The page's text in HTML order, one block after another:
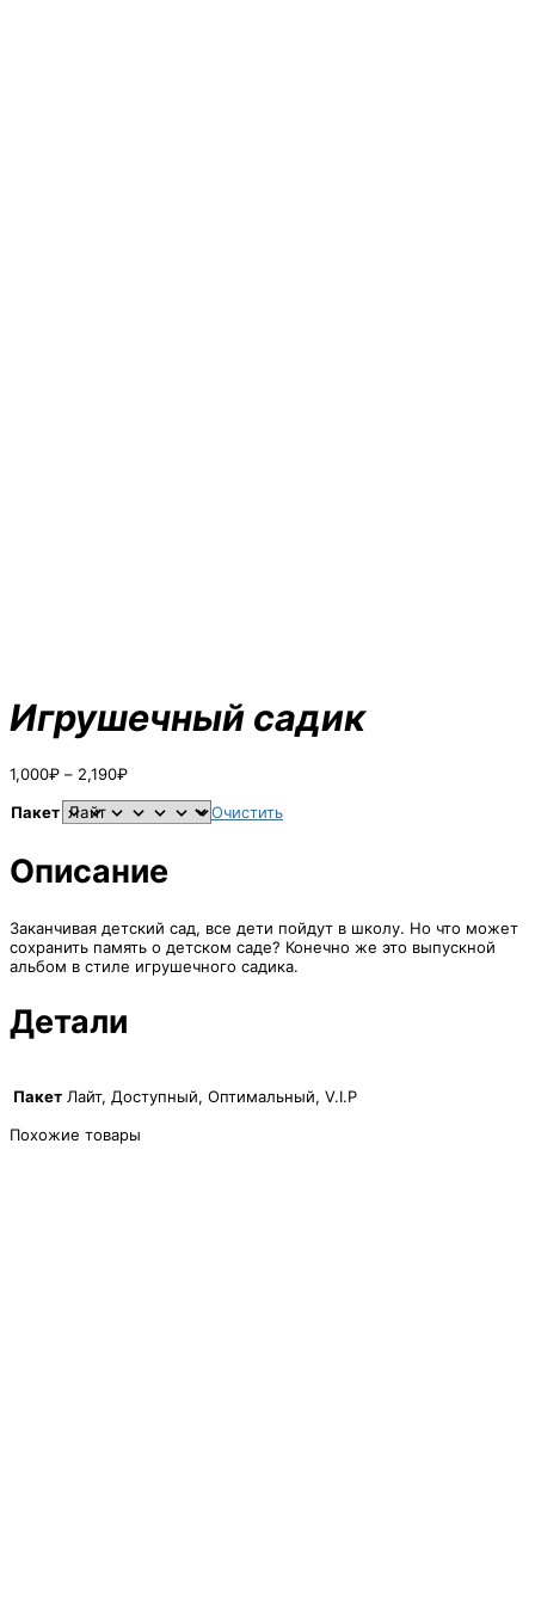
Игрушечный садик
1,000₽ – 2,190₽Диапазон
1,000₽
–
Пакет Очистить
Описание
Заканчивая детский сад, все дети пойдут в школу. Но что может
сохранить память о детском саде? Конечно же это выпускной
альбом в стиле игрушечного садика.
Детали
Пакет Лайт, Доступный, Оптимальный, V.I.P
Похожие товары